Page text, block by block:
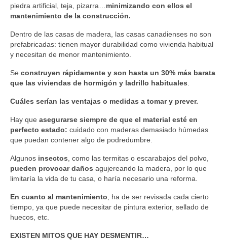
piedra artificial, teja, pizarra… minimizando con ellos el
mantenimiento de la construcción.
Dentro de las casas de madera, las casas canadienses no son
prefabricadas: tienen mayor durabilidad como vivienda habitual
y necesitan de menor mantenimiento.
Se construyen rápidamente y son hasta un 30% más barata
que las viviendas de hormigón y ladrillo habituales
Cuáles serían las ventajas o medidas a tomar y prever.
Hay que asegurarse siempre de que el material esté en
perfecto estado: cuidado con maderas demasiado húmedas
que puedan contener algo de podredumbre.
Algunos insectos , como las termitas o escarabajos del polvo,
pueden provocar daños agujereando la madera, por lo que
limitaría la vida de tu casa, o haría necesario una reforma.
En cuanto al mantenimiento , ha de ser revisada cada cierto
tiempo, ya que puede necesitar de pintura exterior, sellado de
huecos, etc.
EXISTEN MITOS QUE HAY DESMENTIR…